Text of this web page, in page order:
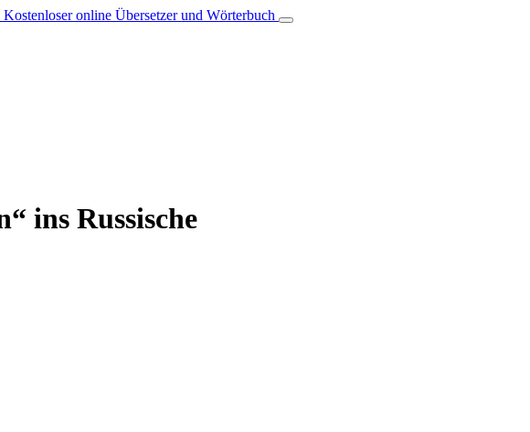
Kostenloser online Übersetzer und Wörterbuch
ins Russische